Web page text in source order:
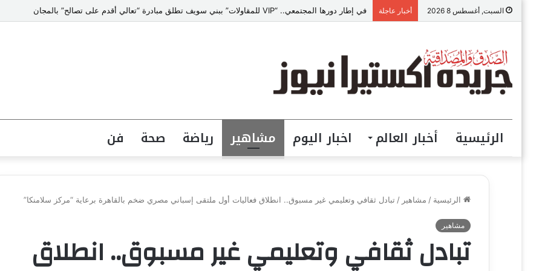
السبت, أغسطس 8 2026 أخبار عاجلة في إطار دورها المجتمعي.. “VIP للمقاولات” ببني سويف تطلق مبادرة “تعالي أقدم على تصالح” بالمجان
الرئيسية أخبار العالم اخبار اليوم مشاهير رياضة صحة فن
الرئيسية / مشاهير / تبادل ثقافي وتعليمي غير مسبوق.. انطلاق فعاليات أول ملتقى إسباني مصري ضخم بالقاهرة برعاية “مركز سلامنكا”
مشاهير
تبادل ثقافي وتعليمي غير مسبوق.. انطلاق